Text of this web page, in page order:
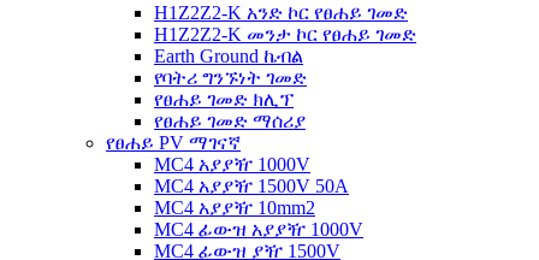
H1Z2Z2-K አንድ ኮር የፀሐይ ገመድ
H1Z2Z2-K መንታ ኮር የፀሐይ ገመድ
Earth Ground ኬብል
የባትሪ ግንኙነት ገመድ
የፀሐይ ገመድ ክሊፕ
የፀሐይ ገመድ ማሰሪያ
የፀሐይ PV ማገናኛ
MC4 አያያዥ 1000V
MC4 አያያዥ 1500V 50A
MC4 አያያዥ 10mm2
MC4 ፊውዝ አያያዥ 1000V
MC4 ፊውዝ ያዥ 1500V